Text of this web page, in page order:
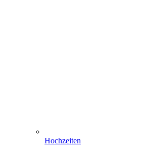
Hochzeiten